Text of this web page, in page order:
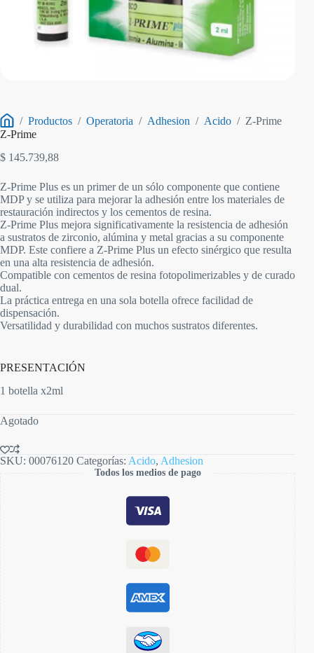
Inicio
/ Productos / Operatoria / Adhesion / Acido / Z-Prime
Z-Prime
$ 145.739,88
Z-Prime Plus es un primer de un sólo componente que contiene
MDP y se utiliza para mejorar la adhesión entre los materiales de
restauración indirectos y los cementos de resina.
Z-Prime Plus mejora significativamente la resistencia de adhesión
a sustratos de zirconio, alúmina y metal gracias a su componente
MDP. Este confiere a Z-Prime Plus un efecto sinérgico que resulta
en una alta resistencia de adhesión.
Compatible con cementos de resina fotopolimerizables y de curado
dual.
La práctica entrega en una sola botella ofrece facilidad de
dispensación.
Versatilidad y durabilidad con muchos sustratos diferentes.
PRESENTACIÓN
1 botella x2ml
Agotado
SKU: 00076120 Categorías: Acido, Adhesion
Todos los medios de pago